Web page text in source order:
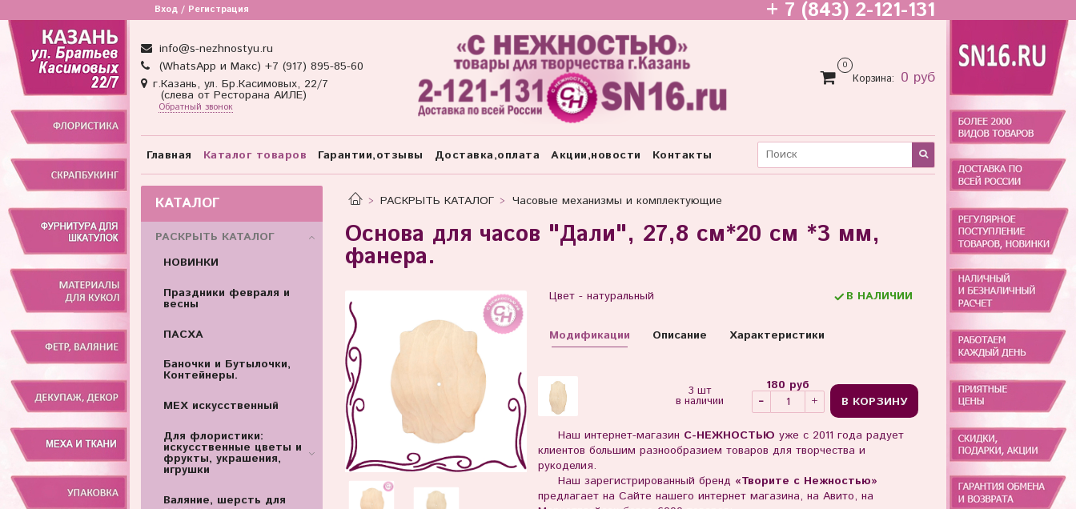
Вход / Регистрация + 7 (843) 2-121-131
info@s-nezhnostyu.ru
(WhatsApp и Макс) +7 (917) 895-85-60
г.Казань, ул. Бр.Касимовых, 22/7
(слева от Ресторана АИЛЕ)
Обратный звонок
0
Корзина: 0 руб
Главная Каталог товаров Гарантии,отзывы Доставка,оплата Акции,новости Контакты
РАСКРЫТЬ КАТАЛОГ Часовые механизмы и комплектующие
Основа для часов "Дали", 27,8 см*20 см *3 мм,
фанера.
Цвет - натуральный В НАЛИЧИИ
Модификации
3 шт
в наличии
180 руб
В КОРЗИНУ
Наш интернет-магазин С-НЕЖНОСТЬЮ уже с 2011 года радует
клиентов большим разнообразием товаров для творчества и
рукоделия.
Наш зарегистрированный бренд «Творите с Нежностью»
предлагает на Сайте нашего интернет магазина, на Авито, на
Описание Характеристики
КАТАЛОГ
РАСКРЫТЬ КАТАЛОГ
НОВИНКИ
Праздники февраля и
весны
ПАСХА
Баночки и Бутылочки,
Контейнеры.
МЕХ искусственный
Для флористики:
искусственные цветы и
фрукты, украшения,
игрушки
Валяние, шерсть для